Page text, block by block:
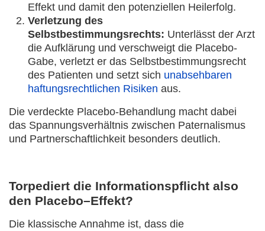
Effekt und damit den potenziellen Heilerfolg.
Verletzung des
Selbstbestimmungsrechts: Unterlässt der Arzt
die Aufklärung und verschweigt die Placebo-
Gabe, verletzt er das Selbstbestimmungsrecht
des Patienten und setzt sich unabsehbaren
haftungsrechtlichen Risiken aus.
Die verdeckte Placebo-Behandlung macht dabei
das Spannungsverhältnis zwischen Paternalismus
und Partnerschaftlichkeit besonders deutlich.
Torpediert die Informationspflicht also
den Placebo–Effekt?
Die klassische Annahme ist, dass die